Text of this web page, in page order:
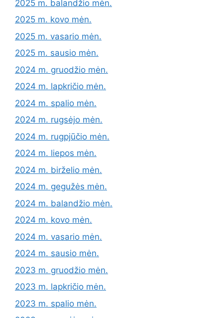
2025 m. balandžio mėn.
2025 m. kovo mėn.
2025 m. vasario mėn.
2025 m. sausio mėn.
2024 m. gruodžio mėn.
2024 m. lapkričio mėn.
2024 m. spalio mėn.
2024 m. rugsėjo mėn.
2024 m. rugpjūčio mėn.
2024 m. liepos mėn.
2024 m. birželio mėn.
2024 m. gegužės mėn.
2024 m. balandžio mėn.
2024 m. kovo mėn.
2024 m. vasario mėn.
2024 m. sausio mėn.
2023 m. gruodžio mėn.
2023 m. lapkričio mėn.
2023 m. spalio mėn.